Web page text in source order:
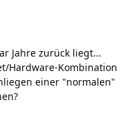
Jahre zurück liegt...
Hardware-Kombination
einer "normalen"